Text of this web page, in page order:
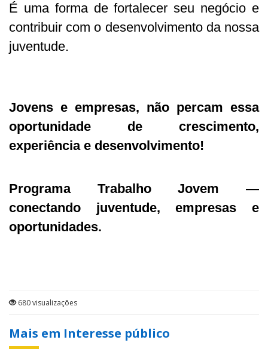
É uma forma de fortalecer seu negócio e
contribuir com o desenvolvimento da nossa
juventude.
Jovens e empresas, não percam essa
oportunidade de crescimento,
experiência e desenvolvimento!
Programa Trabalho Jovem —
conectando juventude, empresas e
oportunidades.
680 visualizações
Mais em Interesse público